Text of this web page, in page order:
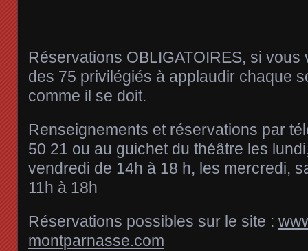
Réservations OBLIGATOIRES, si vous
des 75 privilégiés à applaudir chaque
comme il se doit.
Renseignements et réservations par
50 21 ou au guichet du théâtre les
vendredi de 14h à 18 h, les mercredi,
11h à 18h
Réservations possibles sur le site :
montparnasse.com